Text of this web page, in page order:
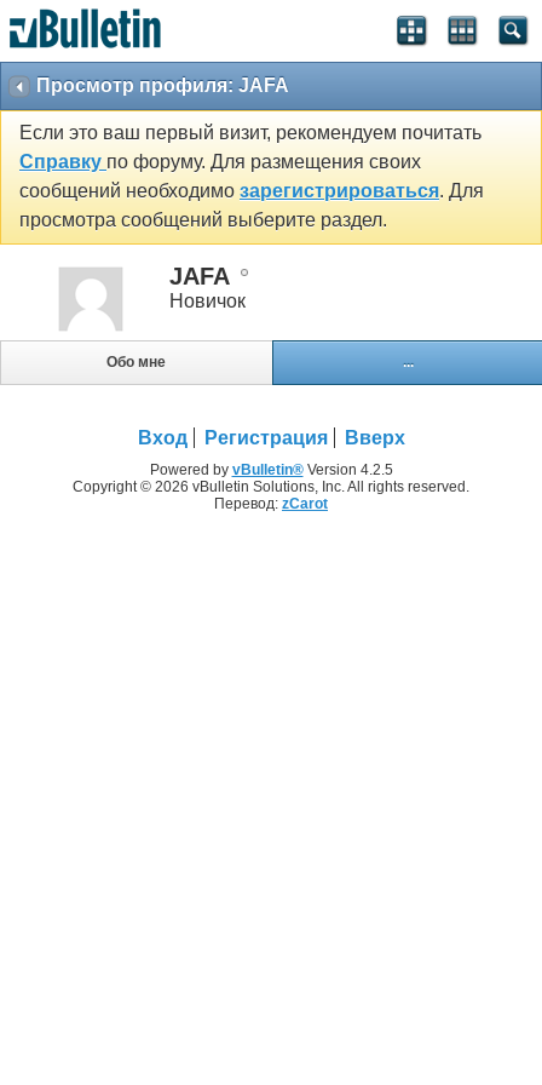
Просмотр профиля: JAFA
Если это ваш первый визит, рекомендуем почитать
Справку по форуму. Для размещения своих
сообщений необходимо зарегистрироваться. Для
просмотра сообщений выберите раздел.
JAFA
Новичок
Обо мне ...
Вход Регистрация Вверх
Powered by vBulletin®Version 4.2.5
Copyright © 2026 vBulletin Solutions, Inc. All rights reserved.
Перевод: zCarot